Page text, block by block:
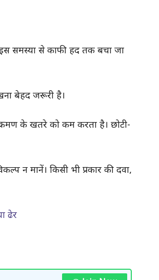
समस्या से काफी हद तक बचा जा
बेहद जरूरी है।
के खतरे को कम करता है। छोटी-
न मानें। किसी भी प्रकार की दवा,
ढेर